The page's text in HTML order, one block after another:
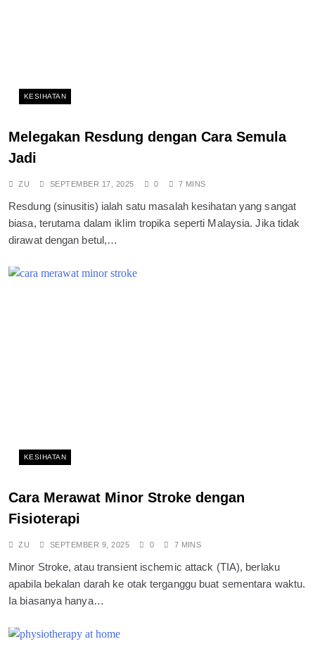
KESIHATAN
Melegakan Resdung dengan Cara Semula
Jadi
ZU SEPTEMBER 17, 2025 0 7 MINS
Resdung (sinusitis) ialah satu masalah kesihatan yang sangat
biasa, terutama dalam iklim tropika seperti Malaysia. Jika tidak
dirawat dengan betul,…
KESIHATAN
Cara Merawat Minor Stroke dengan
Fisioterapi
ZU SEPTEMBER 9, 2025 0 7 MINS
Minor Stroke, atau transient ischemic attack (TIA), berlaku
apabila bekalan darah ke otak terganggu buat sementara waktu.
Ia biasanya hanya…